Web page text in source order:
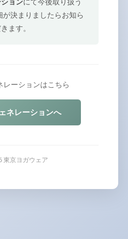
決まりましたらお知ら
ます。
レーションはこちら
ネレーションへ
東京ヨガウェア